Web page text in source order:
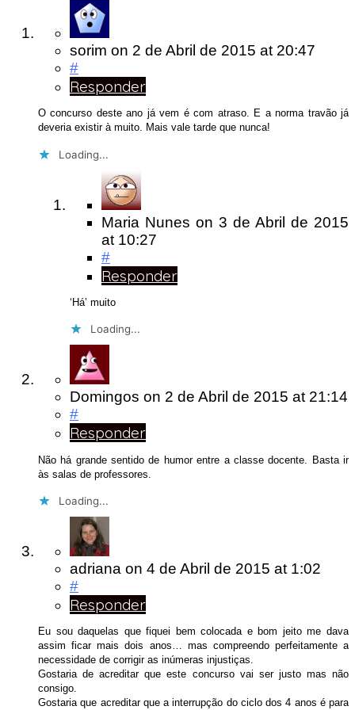
sorim on 2 de Abril de 2015 at 20:47
#
Responder
O concurso deste ano já vem é com atraso. E a norma travão já
deveria existir à muito. Mais vale tarde que nunca!
Loading...
Maria Nunes on 3 de Abril de 2015
at 10:27
#
Responder
‘Há’ muito
Loading...
Domingos on 2 de Abril de 2015 at 21:14
#
Responder
Não há grande sentido de humor entre a classe docente. Basta ir
às salas de professores.
Loading...
adriana on 4 de Abril de 2015 at 1:02
#
Responder
Eu sou daquelas que fiquei bem colocada e bom jeito me dava
assim ficar mais dois anos… mas compreendo perfeitamente a
necessidade de corrigir as inúmeras injustiças.
Gostaria de acreditar que este concurso vai ser justo mas não
consigo.
Gostaria que acreditar que a interrupção do ciclo dos 4 anos é para